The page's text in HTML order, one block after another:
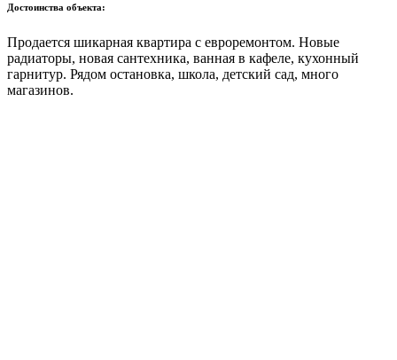
Достоинства объекта:
Продается шикарная квартира с евроремонтом. Новые
радиаторы, новая сантехника, ванная в кафеле, кухонный
гарнитур. Рядом остановка, школа, детский сад, много
магазинов.